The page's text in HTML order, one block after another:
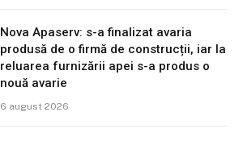
Nova Apaserv: s-a finalizat avaria
produsă de o firmă de construcții, iar la
reluarea furnizării apei s-a produs o
nouă avarie
6 august 2026